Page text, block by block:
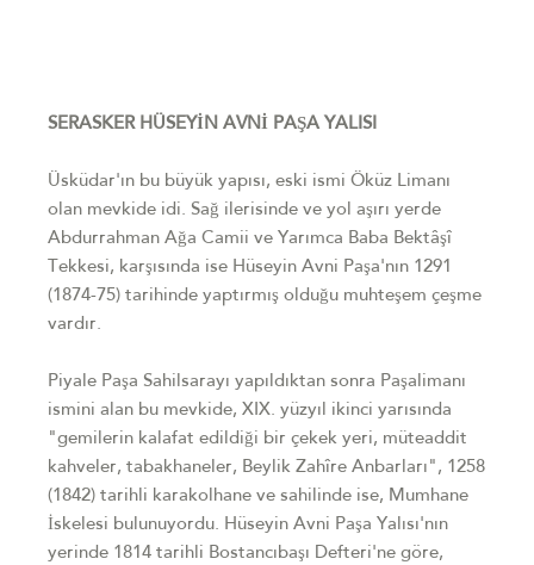
SERASKER HÜSEYİN AVNİ PAŞA YALISI
Üsküdar'ın bu büyük yapısı, eski ismi Öküz Limanı
olan mevkide idi. Sağ ilerisinde ve yol aşırı yerde
Abdurrahman Ağa Camii ve Yarımca Baba Bektâşî
Tekkesi, karşısında ise Hüseyin Avni Paşa'nın 1291
(1874-75) tarihinde yaptırmış olduğu muhteşem çeşme
vardır.
Piyale Paşa Sahilsarayı yapıldıktan sonra Paşalimanı
ismini alan bu mevkide, XIX. yüzyıl ikinci yarısında
"gemilerin kalafat edildiği bir çekek yeri, müteaddit
kahveler, tabakhaneler, Beylik Zahîre Anbarları", 1258
(1842) tarihli karakolhane ve sahilinde ise, Mumhane
İskelesi bulunuyordu. Hüseyin Avni Paşa Yalısı'nın
yerinde 1814 tarihli Bostancıbaşı Defteri'ne göre,